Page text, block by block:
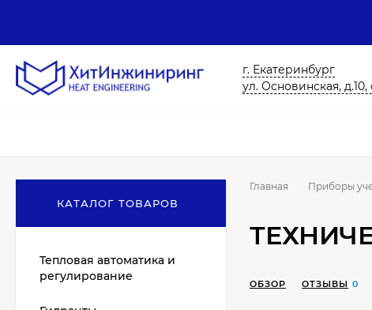
г. Екатеринбург
ул. Основинская, д.10,
Главная Приборы
ОБЗОР ОТЗЫВЫ 0
КАТАЛОГ ТОВАРОВ
Тепловая автоматика и
регулирование